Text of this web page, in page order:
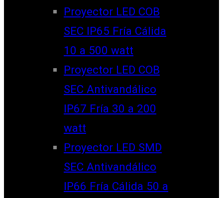
Proyector LED COB
SEC IP65 Fría Cálida
10 a 500 watt
Proyector LED COB
SEC Antivandálico
IP67 Fría 30 a 200
watt
Proyector LED SMD
SEC Antivandálico
IP66 Fría Cálida 50 a